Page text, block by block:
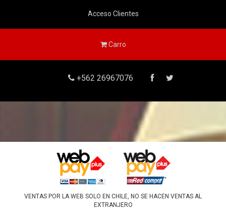
Acceso Clientes
Carro
+562 26967076
VENTAS POR LA WEB SOLO EN CHILE, NO SE HACEN VENTAS AL
EXTRANJERO